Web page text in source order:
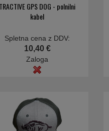
TRACTIVE GPS DOG - polnilni
kabel
Spletna cena z DDV:
10,40 €
Zaloga